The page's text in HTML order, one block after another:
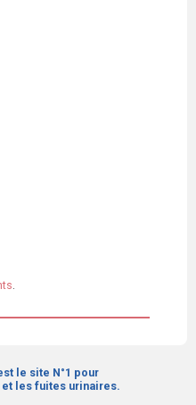
.
le site N°1 pour
les fuites urinaires.